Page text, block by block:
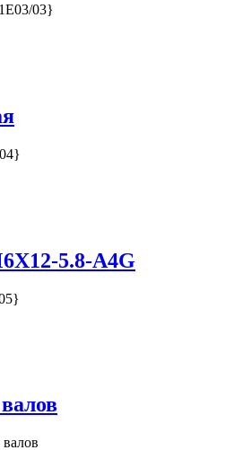
03}
5.8-А4G